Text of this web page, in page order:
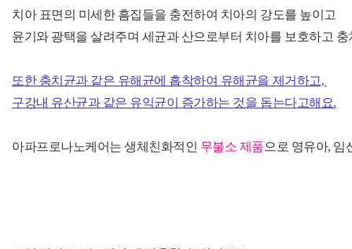
치아 표면의 미세한 흠집들을 충전하여 치아의 강도를 높이고
윤기와 광택을 살려주며 세균과 산으로부터 치아를 보호하고
또한 충치균과 같은 유해균에 흡착하여 유해균을 제거하고,
구강내 유산균과 같은 유익균이 증가하는 것을 돕는다고해요.
아파프로나노케어는 생체친화적인 무불소 제품으로 영유아, 임